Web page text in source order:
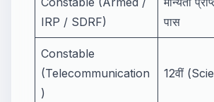
IRP / SDRF)
पास
Constable
(Telecommunication
)
12वीं